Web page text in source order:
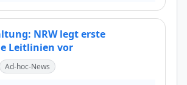
NRW legt erste
Leitlinien vor
Ad-hoc-News